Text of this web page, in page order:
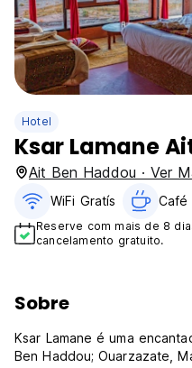
Hotel
Ksar Lamane
Ait Ben Haddou · Ver
WiFi Gratís Café
Reserve com mais de 8
cancelamento gratuito.
Sobre
Ksar Lamane é uma
Ben Haddou; Ouarzazate,